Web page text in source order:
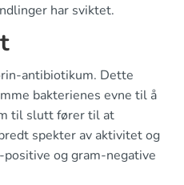
har sviktet.
antibiotikum. Dette
bakterienes evne til å
til slutt fører til at
spekter av aktivitet og
og gram-negative